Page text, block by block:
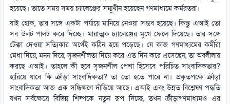
হয়েছে। তাতে সময় সময় চ্যালেঞ্জের সম্মুখীন হয়েছেন গণমাধ্যমে কর্মরতরা।
যাই হোক, তার সঙ্গে একটা পর্যায়ে মানিয়ে নেওয়া সম্ভব হয়েছে। কিন্তু এআই তো
সব উলট পালট করে দিচ্ছে। মারাত্মক চ্যালেঞ্জের মুখে ফেলে দিয়েছে। তার সঙ্গে
টেক্কা দেওয়া সত্যিকার অর্থেই কঠিন হয়ে পড়েছে। যে কাজ গণমাধ্যমের কর্মীরা
মেধা দিয়ে, মনন দিয়ে, সৃজনশীলতা দিয়ে করে এত দিন করে এসেছেন, তা অবলীলায়
করছে এআই। তাহলে কী হবে সৃজনশীল পেশা হিসেবে পরিচিত সাংবাদিকতার?
হারিয়ে যাবে কি ক্রীড়া সাংবাদিকতা? তা তো হতে পারে না। প্রকৃতপক্ষে ক্রীড়া
সাংবাদিকতা আজ এক সন্ধিক্ষণে দাঁড়িয়ে আছে। এআই এবং উন্নত বিশ্লেষণ পদ্ধতি
যখন সর্বক্ষেত্রে বিভিন্ন শিল্পকে নতুন রূপ দিচ্ছে, তখন ক্রীড়াগণমাধ্যমও এর